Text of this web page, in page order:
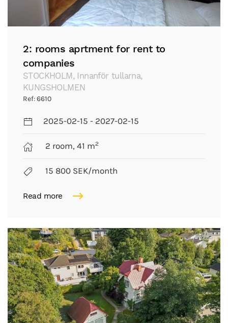
2: rooms aprtment for rent to
companies
STOCKHOLM, Innanför tullarna,
KUNGSHOLMEN
Ref: 6610
2025-02-15 - 2027-02-15
2 room, 41 m2
15 800 SEK/month
Read more